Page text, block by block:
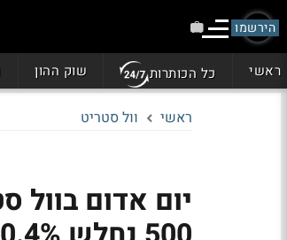
הירשמו
ראשי כל הכותרות שוק ההון
ראשי וול סטריט